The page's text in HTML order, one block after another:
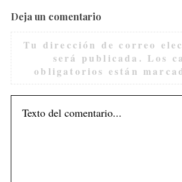
Deja un comentario
Tu dirección de correo
será publicada. Los
obligatorios están